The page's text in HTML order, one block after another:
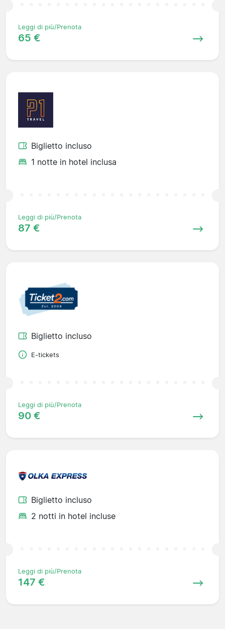
Leggi di più/Prenota
65 €
Biglietto incluso
1 notte in hotel inclusa
Leggi di più/Prenota
87 €
Biglietto incluso
E-tickets
Leggi di più/Prenota
90 €
Biglietto incluso
2 notti in hotel incluse
Leggi di più/Prenota
147 €